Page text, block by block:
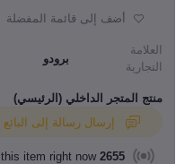
أضف إلى قائمة المفضلة
العلامة
التجارية
برودو
منتج المتجر الداخلي (الرئيسي)
2655
people are viewing this item right now